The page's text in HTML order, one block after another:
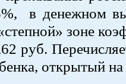
в денежном
зоне
руб.
открытый